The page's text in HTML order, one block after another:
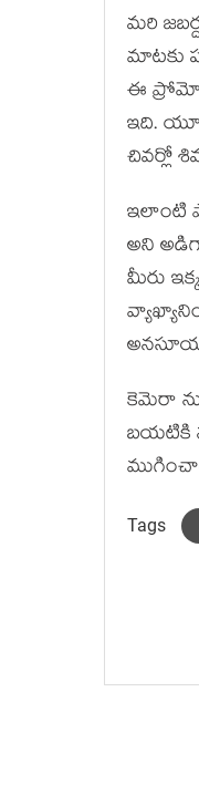
మ‌రి
మాట‌కు
ఈ ప్రోమో
ఇది.
చివ‌ర్లో
ఇలాంటి
అని
మీరు
అన‌సూయ
కెమెరా
బ‌య‌టికి
Tags